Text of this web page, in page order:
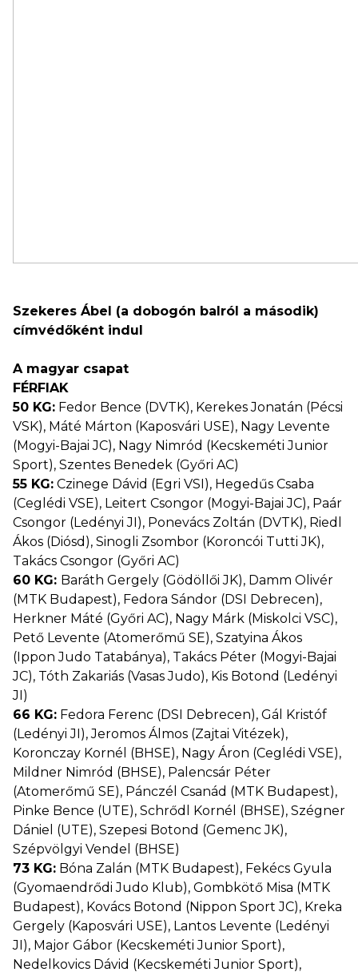
Szekeres Ábel (a dobogón balról a második)
címvédőként indul
A magyar csapat
FÉRFIAK
50 KG: Fedor Bence (DVTK), Kerekes Jonatán (Pécsi
VSK), Máté Márton (Kaposvári USE), Nagy Levente
(Mogyi-Bajai JC), Nagy Nimród (Kecskeméti Junior
Sport), Szentes Benedek (Győri AC)
55 KG: Czinege Dávid (Egri VSI), Hegedűs Csaba
(Ceglédi VSE), Leitert Csongor (Mogyi-Bajai JC), Paár
Csongor (Ledényi JI), Ponevács Zoltán (DVTK), Riedl
Ákos (Diósd), Sinogli Zsombor (Koroncói Tutti JK),
Takács Csongor (Győri AC)
60 KG: Baráth Gergely (Gödöllői JK), Damm Olivér
(MTK Budapest), Fedora Sándor (DSI Debrecen),
Herkner Máté (Győri AC), Nagy Márk (Miskolci VSC),
Pető Levente (Atomerőmű SE), Szatyina Ákos
(Ippon Judo Tatabánya), Takács Péter (Mogyi-Bajai
JC), Tóth Zakariás (Vasas Judo), Kis Botond (Ledényi
JI)
66 KG: Fedora Ferenc (DSI Debrecen), Gál Kristóf
(Ledényi JI), Jeromos Álmos (Zajtai Vitézek),
Koronczay Kornél (BHSE), Nagy Áron (Ceglédi VSE),
Mildner Nimród (BHSE), Palencsár Péter
(Atomerőmű SE), Pánczél Csanád (MTK Budapest),
Pinke Bence (UTE), Schrődl Kornél (BHSE), Szégner
Dániel (UTE), Szepesi Botond (Gemenc JK),
Szépvölgyi Vendel (BHSE)
73 KG: Bóna Zalán (MTK Budapest), Fekécs Gyula
(Gyomaendrődi Judo Klub), Gombkötő Misa (MTK
Budapest), Kovács Botond (Nippon Sport JC), Kreka
Gergely (Kaposvári USE), Lantos Levente (Ledényi
JI), Major Gábor (Kecskeméti Junior Sport),
Nedelkovics Dávid (Kecskeméti Junior Sport),